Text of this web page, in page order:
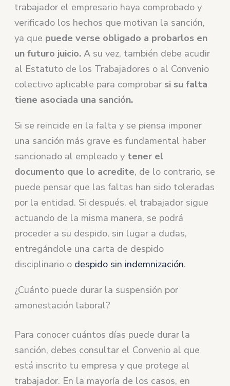
trabajador el empresario haya comprobado y
verificado los hechos que motivan la sanción,
ya que puede verse obligado a probarlos en
un futuro juicio. A su vez, también debe acudir
al Estatuto de los Trabajadores o al Convenio
colectivo aplicable para comprobar si su falta
tiene asociada una sanción.
Si se reincide en la falta y se piensa imponer
una sanción más grave es fundamental haber
sancionado al empleado y tener el
documento que lo acredite, de lo contrario, se
puede pensar que las faltas han sido toleradas
por la entidad. Si después, el trabajador sigue
actuando de la misma manera, se podrá
proceder a su despido, sin lugar a dudas,
entregándole una carta de despido
disciplinario o despido sin indemnización.
¿Cuánto puede durar la suspensión por
amonestación laboral?
Para conocer cuántos días puede durar la
sanción, debes consultar el Convenio al que
está inscrito tu empresa y que protege al
trabajador. En la mayoría de los casos, en